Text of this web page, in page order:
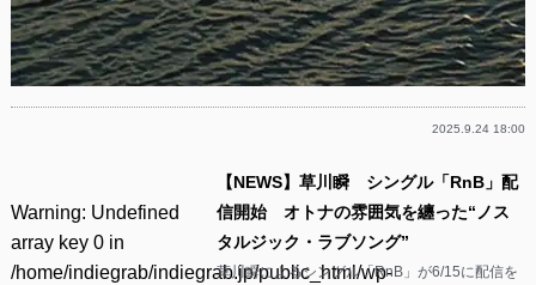
2025.9.24 18:00
Warning: Undefined
array key 0 in
/home/indiegrab/indiegrab.jp/public_html/wp-
【NEWS】草川瞬 シングル「RnB」配
信開始 オトナの雰囲気を纏った“ノス
タルジック・ラブソング”
草川瞬によるシングル「RnB」が6/15に配信を